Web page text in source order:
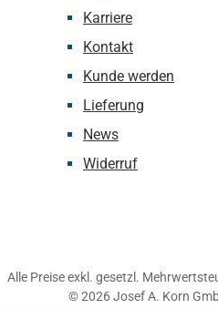
Karriere
Kontakt
Kunde werden
Lieferung
News
Widerruf
Alle Preise exkl. gesetzl.
© 2026 Josef A. Korn